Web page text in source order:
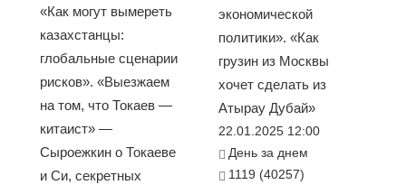
«Как могут вымереть
казахстанцы:
глобальные сценарии
рисков». «Выезжаем
на том, что Токаев —
китаист» —
Сыроежкин о Токаеве
и Си, секретных
экономической
политики». «Как
грузин из Москвы
хочет сделать из
Атырау Дубай»
22.01.2025 12:00
День за днем
1119 (40257)